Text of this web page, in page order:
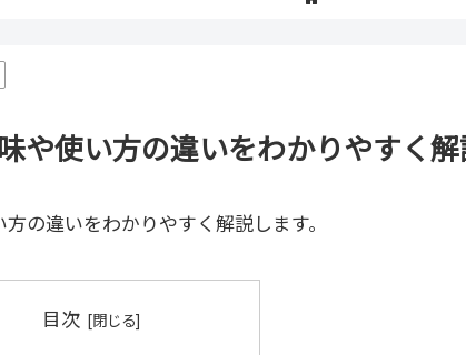
や使い方の違いをわかりやすく
の違いをわかりやすく解説します。
目次